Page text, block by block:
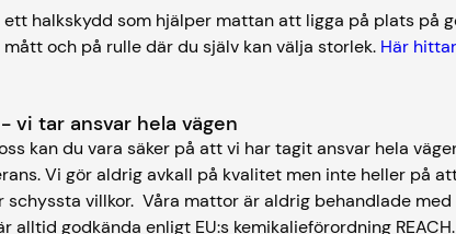
halkskydd som hjälper mattan att ligga på plats på
och på rulle där du själv kan välja storlek. Här
vi tar ansvar hela vägen
kan du vara säker på att vi har tagit ansvar hela
Vi gör aldrig avkall på kvalitet men inte heller på
villkor. Våra mattor är aldrig behandlade med
alltid godkända enligt EU:s kemikalieförordning